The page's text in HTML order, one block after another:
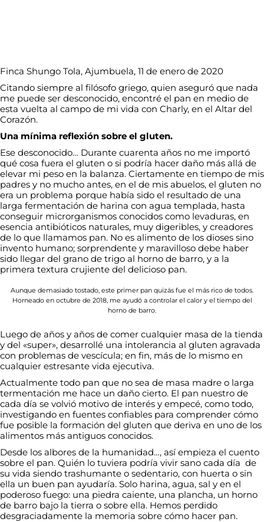
Finca Shungo Tola, Ajumbuela, 11 de enero de 2020
Citando siempre al filósofo griego, quien aseguró que nada
me puede ser desconocido, encontré el pan en medio de
esta vuelta al campo de mi vida con Charly, en el Altar del
Corazón.
Una mínima reflexión sobre el gluten.
Ese desconocido… Durante cuarenta años no me importó
qué cosa fuera el gluten o si podría hacer daño más allá de
elevar mi peso en la balanza. Ciertamente en tiempo de mis
padres y no mucho antes, en el de mis abuelos, el gluten no
era un problema porque había sido el resultado de una
larga fermentación de harina con agua templada, hasta
conseguir microrganismos conocidos como levaduras, en
esencia antibióticos naturales, muy digeribles, y creadores
de lo que llamamos pan. No es alimento de los dioses sino
invento humano; sorprendente y maravilloso debe haber
sido llegar del grano de trigo al horno de barro, y a la
primera textura crujiente del delicioso pan.
Aunque demasiado tostado, este primer pan quizás fue el más rico de todos.
Horneado en octubre de 2018, me ayudó a controlar el calor y el tiempo del
horno de barro.
Luego de años y años de comer cualquier masa de la tienda
y del «super», desarrollé una intolerancia al gluten agravada
con problemas de vescícula; en fin, más de lo mismo en
cualquier estresante vida ejecutiva.
Actualmente todo pan que no sea de masa madre o larga
termentación me hace un daño cierto. El pan nuestro de
cada día se volvió motivo de interés y empecé, como todo,
investigando en fuentes confiables para comprender cómo
fue posible la formación del gluten que deriva en uno de los
alimentos más antiguos conocidos.
Desde los albores de la humanidad…, así empieza el cuento
sobre el pan. Quién lo tuviera podría vivir sano cada día de
su vida siendo trashumante o sedentario, con huerta o sin
ella un buen pan ayudaría. Solo harina, agua, sal y en el
poderoso fuego: una piedra caiente, una plancha, un horno
de barro bajo la tierra o sobre ella. Hemos perdido
desgraciadamente la memoria sobre cómo hacer pan.